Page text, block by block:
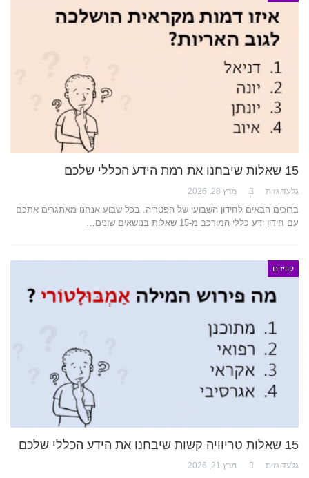
15 שאלות שיבחנו את רמת הידע הכללי שלכם
גלעד גזית מרץ 28, 2026
ברוכים הבאים לחידון השבועי של הפטריה. בכל שבוע אנחנו מאתגרים אתכם
עם חידון ידע כללי המורכב מ-15 שאלות בנושאים שונים…
קוויזים
15 שאלות טריוויה קשות שיבחנו את הידע הכללי שלכם
גלעד גזית מרץ 21, 2026